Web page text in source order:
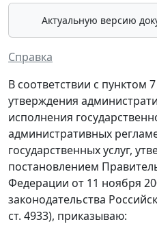
Актуальную версию
Справка
В соответствии с пунктом
утверждения
исполнения
административных
государственных услуг,
постановлением
Федерации от 11 ноября
законодательства
ст. 4933), приказываю: